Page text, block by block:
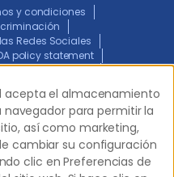
y condiciones
Redes Sociales
policy statement
de Privacidad
Todos los derechos
acepta el almacenamiento
para permitir la
así como marketing,
cambiar su configuración
clic en Preferencias de
acepta el almacenamiento
para permitir la
así como marketing,
cambiar su configuración
clic en Preferencias de